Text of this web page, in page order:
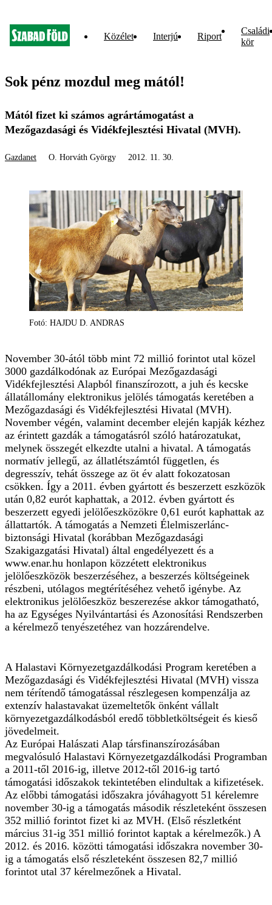
Közélet Interjú Riport
Családi
kör
Sok pénz mozdul meg mától!
Mától fizet ki számos agrártámogatást a
Mezőgazdasági és Vidékfejlesztési Hivatal (MVH).
Gazdanet O. Horváth György 2012. 11. 30.
Fotó: HAJDU D. ANDRAS
November 30-ától több mint 72 millió forintot utal közel
3000 gazdálkodónak az Európai Mezőgazdasági
Vidékfejlesztési Alapból finanszírozott, a juh és kecske
állatállomány elektronikus jelölés támogatás keretében a
Mezőgazdasági és Vidékfejlesztési Hivatal (MVH).
November végén, valamint december elején kapják kézhez
az érintett gazdák a támogatásról szóló határozatukat,
melynek összegét elkezdte utalni a hivatal. A támogatás
normatív jellegű, az állatlétszámtól független, és
degresszív, tehát összege az öt év alatt fokozatosan
csökken. Így a 2011. évben gyártott és beszerzett eszközök
után 0,82 eurót kaphattak, a 2012. évben gyártott és
beszerzett egyedi jelölőeszközökre 0,61 eurót kaphattak az
állattartók. A támogatás a Nemzeti Élelmiszerlánc-
biztonsági Hivatal (korábban Mezőgazdasági
Szakigazgatási Hivatal) által engedélyezett és a
www.enar.hu honlapon közzétett elektronikus
jelölőeszközök beszerzéséhez, a beszerzés költségeinek
részbeni, utólagos megtérítéséhez vehető igénybe. Az
elektronikus jelölőeszköz beszerezése akkor támogatható,
ha az Egységes Nyilvántartási és Azonosítási Rendszerben
a kérelmező tenyészetéhez van hozzárendelve.
A Halastavi Környezetgazdálkodási Program keretében a
Mezőgazdasági és Vidékfejlesztési Hivatal (MVH) vissza
nem térítendő támogatással részlegesen kompenzálja az
extenzív halastavakat üzemeltetők önként vállalt
környezetgazdálkodásból eredő többletköltségeit és kieső
jövedelmeit.
Az Európai Halászati Alap társfinanszírozásában
megvalósuló Halastavi Környezetgazdálkodási Programban
a 2011-től 2016-ig, illetve 2012-től 2016-ig tartó
támogatási időszakok tekintetében elindultak a kifizetések.
Az előbbi támogatási időszakra jóváhagyott 51 kérelemre
november 30-ig a támogatás második részleteként összesen
352 millió forintot fizet ki az MVH. (Első részletként
március 31-ig 351 millió forintot kaptak a kérelmezők.) A
2012. és 2016. közötti támogatási időszakra november 30-
ig a támogatás első részleteként összesen 82,7 millió
forintot utal 37 kérelmezőnek a Hivatal.